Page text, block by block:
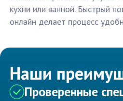
кухни или ванной. Быстрый
онлайн делает процесс
Наши
Проверенные